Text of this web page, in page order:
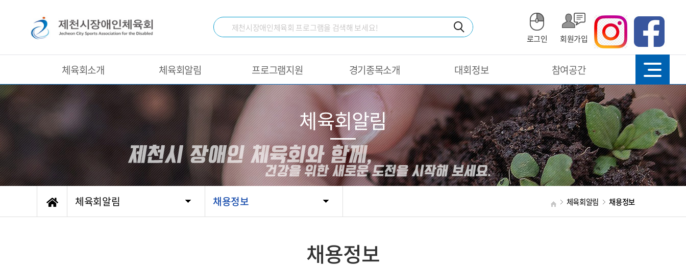
로그인 회원가입
체육회소개 체육회알림 프로그램지원 경기종목소개 대회정보 참여공간
체육회알림 채용정보 체육회알림 채용정보
체육회알림
채용정보